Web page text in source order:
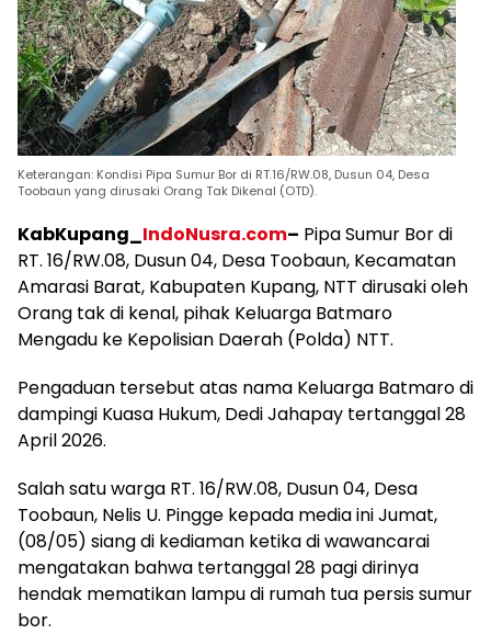
Keterangan: Kondisi Pipa Sumur Bor di RT.16/RW.08, Dusun 04, Desa
Toobaun yang dirusaki Orang Tak Dikenal (OTD).
KabKupang_IndoNusra.com– Pipa Sumur Bor di
RT. 16/RW.08, Dusun 04, Desa Toobaun, Kecamatan
Amarasi Barat, Kabupaten Kupang, NTT dirusaki oleh
Orang tak di kenal, pihak Keluarga Batmaro
Mengadu ke Kepolisian Daerah (Polda) NTT.
Pengaduan tersebut atas nama Keluarga Batmaro di
dampingi Kuasa Hukum, Dedi Jahapay tertanggal 28
April 2026.
Salah satu warga RT. 16/RW.08, Dusun 04, Desa
Toobaun, Nelis U. Pingge kepada media ini Jumat,
(08/05) siang di kediaman ketika di wawancarai
mengatakan bahwa tertanggal 28 pagi dirinya
hendak mematikan lampu di rumah tua persis sumur
bor.